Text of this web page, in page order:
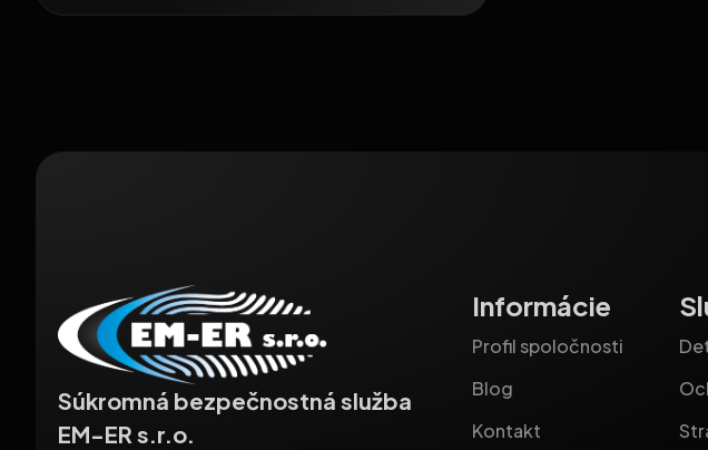
Súkromná bezpečnostná služba
EM-ER s.r.o.
Informácie
Profil spoločnosti
Blog
Kontakt